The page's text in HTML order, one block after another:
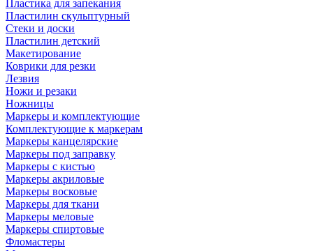
Пластика для запекания
Пластилин скульптурный
Стеки и доски
Пластилин детский
Макетирование
Коврики для резки
Лезвия
Ножи и резаки
Ножницы
Маркеры и комплектующие
Комплектующие к маркерам
Маркеры канцелярские
Маркеры под заправку
Маркеры с кистью
Маркеры акриловые
Маркеры восковые
Маркеры для ткани
Маркеры меловые
Маркеры спиртовые
Фломастеры